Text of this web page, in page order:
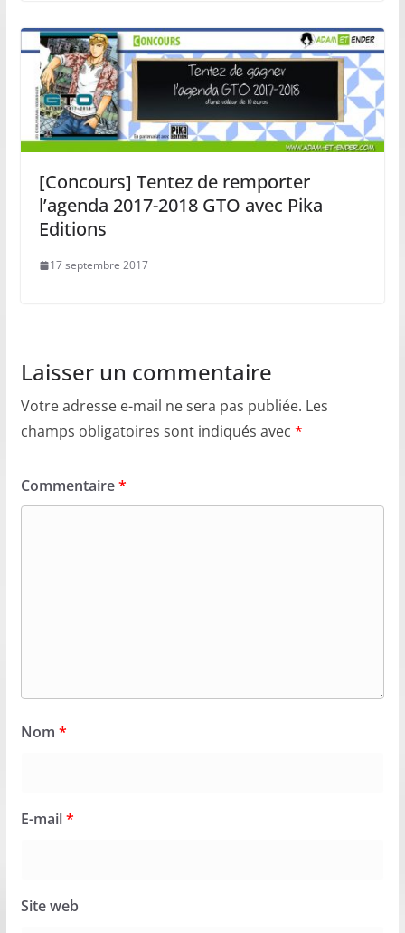
[Concours] Tentez de remporter
l’agenda 2017-2018 GTO avec Pika
Editions
17 septembre 2017
Laisser un commentaire
Votre adresse e-mail ne sera pas publiée. Les
champs obligatoires sont indiqués avec *
Commentaire*
Nom *
E-mail*
Site web